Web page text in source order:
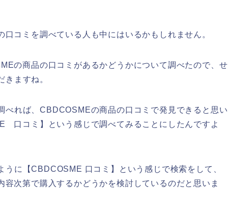
コミを調べている人も中にはいるかもしれません。
の商品の口コミがあるかどうかについて調べたので、せ
きますね。
べれば、CBDCOSMEの商品の口コミで発見できると思い
口コミ】という感じで調べてみることにしたんですよ
うに【CBDCOSME 口コミ】という感じで検索をして、
次第で購入するかどうかを検討しているのだと思いま